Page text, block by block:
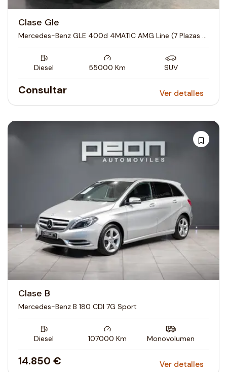
Clase Gle
Mercedes-Benz GLE 400d 4MATIC AMG Line (7 Plazas – IVA deducible)
Diesel 55000 Km SUV
Consultar Ver detalles
Clase B
Mercedes-Benz B 180 CDI 7G Sport
Diesel 107000 Km Monovolumen
14.850 € Ver detalles